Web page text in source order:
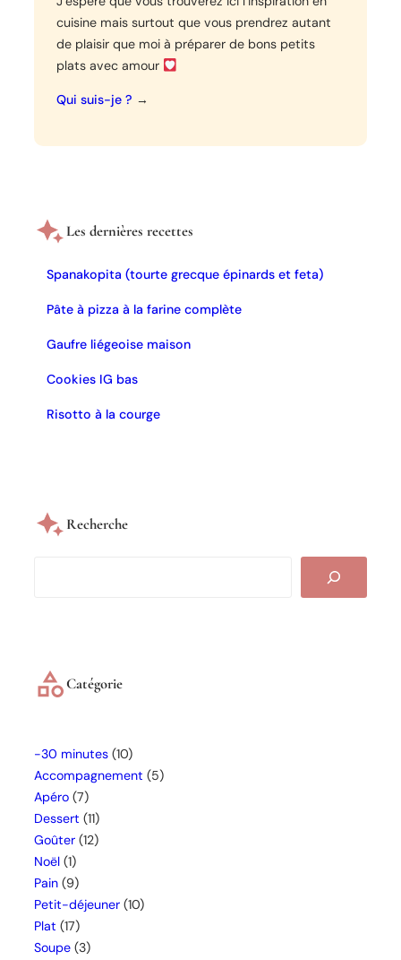
cuisine mais surtout que vous prendrez autant
de plaisir que moi à préparer de bons petits
plats avec amour
Qui suis-je ? →
Les dernières recettes
Spanakopita (tourte grecque épinards et feta)
Pâte à pizza à la farine complète
Gaufre liégeoise maison
Cookies IG bas
Risotto à la courge
Recherche
Catégorie
-30 minutes (10)
Accompagnement (5)
Apéro (7)
Dessert (11)
Goûter (12)
Noël (1)
Pain (9)
Petit-déjeuner (10)
Plat (17)
Soupe (3)